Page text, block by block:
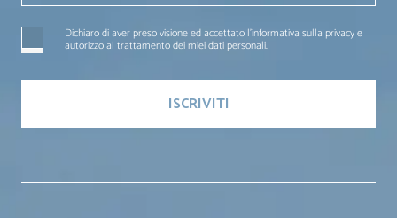
Dichiaro di aver preso visione ed accettato l'informativa sulla privacy e
autorizzo al trattamento dei miei dati personali.